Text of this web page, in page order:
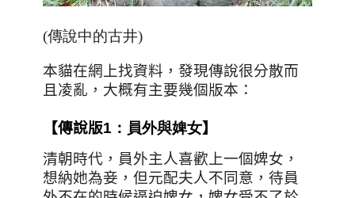
(傳說中的古井)
本貓在網上找資料，發現傳說很分散而
且凌亂，大概有主要幾個版本：
【傳說版1：員外與婢女】
清朝時代，員外主人喜歡上一個婢女，
想納她為妾，但元配夫人不同意，待員